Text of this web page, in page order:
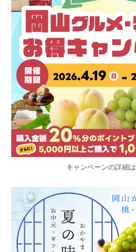
キャンペーンの詳細は